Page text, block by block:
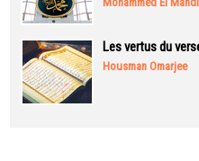
Les vertus du
Housman Omarjee